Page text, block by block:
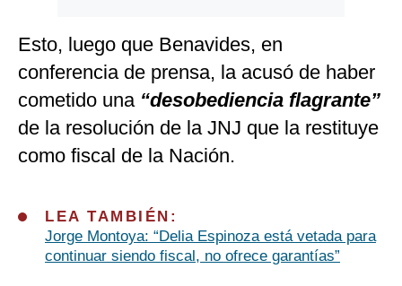
Esto, luego que Benavides, en
conferencia de prensa, la acusó de haber
cometido una “desobediencia flagrante”
de la resolución de la JNJ que la restituye
como fiscal de la Nación.
LEA TAMBIÉN:
Jorge Montoya: “Delia Espinoza está vetada para
continuar siendo fiscal, no ofrece garantías”